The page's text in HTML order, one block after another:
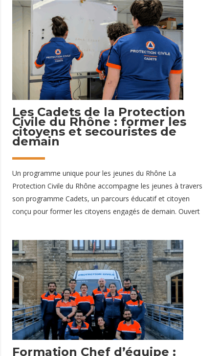
ayant provoqué une coupure de l'alimentation électrique et
de la climatisation à bord des rames. Face aux fortes
chaleurs et à l'immobilisation prolongée des trains, une
réponse rapide a été mise en place afin d'assurer le bien-être
et la sécurité des voyageurs. Une intervention coordonnée au
service des voyageurs Dès les premières
25 mai 2026
Les Cadets de la Protection
Civile du Rhône : former les
citoyens et secouristes de
demain
Un programme unique pour les jeunes du Rhône La
Protection Civile du Rhône accompagne les jeunes à travers
son programme Cadets, un parcours éducatif et citoyen
conçu pour former les citoyens engagés de demain. Ouvert
programme s'étend sur trois années et repose sur quatre
valeurs fondamentales : ❤️ Bienveillance🎓 Compétence🤝
Humilité💪 Engagement L'objectif est simple : permettre aux
jeunes de développer leur sens des responsabilités, leur
esprit d'équipe et leurs compétences citoyennes tout en
découvrant les missions de la Protection Civile. Une
formation alliant
12 mai 2026
Formation Chef d’équipe :